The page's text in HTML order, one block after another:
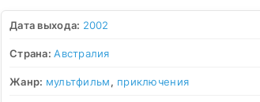
Дата выхода: 2002
Страна:Австралия
Жанр: мультфильм, приключения